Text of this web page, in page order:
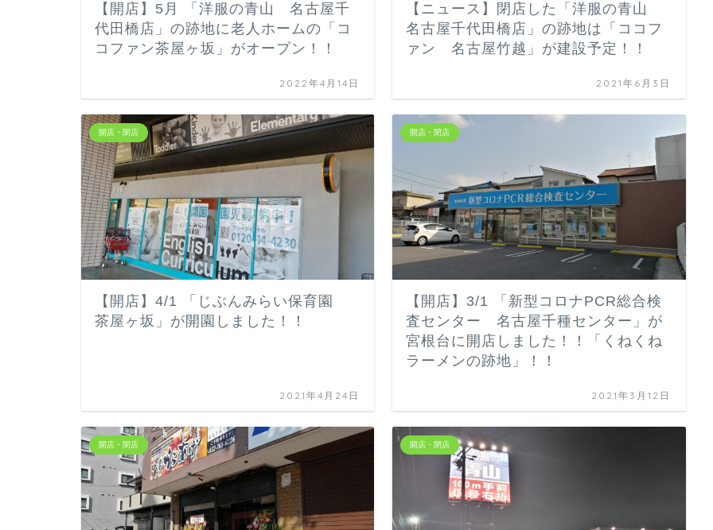
【開店】5月 「洋服の青山 名古屋千
代田橋店」の跡地に老人ホームの「コ
コファン茶屋ヶ坂」がオープン！！
2022年4月14日
【ニュース】閉店した「洋服の青山
名古屋千代田橋店」の跡地は「ココフ
ァン 名古屋竹越」が建設予定！！
2021年6月3日
開店・閉店
【開店】4/1 「じぶんみらい保育園
茶屋ヶ坂」が開園しました！！
2021年4月24日
開店・閉店
【開店】3/1 「新型コロナPCR総合検
査センター 名古屋千種センター」が
宮根台に開店しました！！「くねくね
ラーメンの跡地」！！
2021年3月12日
開店・閉店 開店・閉店